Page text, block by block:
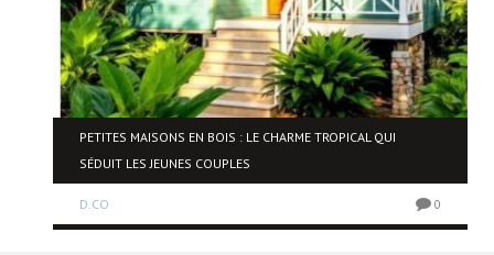
PETITES MAISONS EN BOIS : LE CHARME TROPICAL QUI
SÉDUIT LES JEUNES COUPLES
D.CO 0